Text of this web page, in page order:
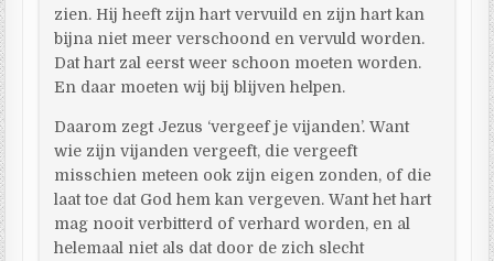
zien. Hij heeft zijn hart vervuild en zijn hart kan
bijna niet meer verschoond en vervuld worden.
Dat hart zal eerst weer schoon moeten worden.
En daar moeten wij bij blijven helpen.
Daarom zegt Jezus ‘vergeef je vijanden’. Want
wie zijn vijanden vergeeft, die vergeeft
misschien meteen ook zijn eigen zonden, of die
laat toe dat God hem kan vergeven. Want het hart
mag nooit verbitterd of verhard worden, en al
helemaal niet als dat door de zich slecht